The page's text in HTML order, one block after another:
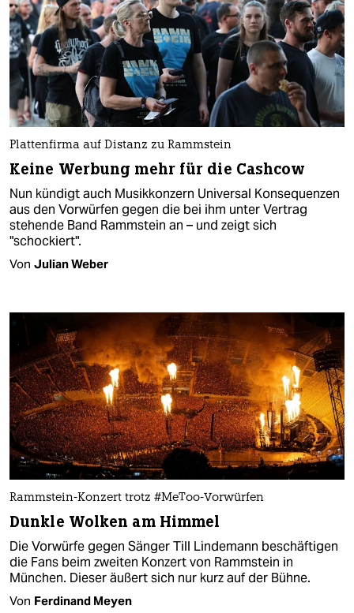
Plattenfirma auf Distanz zu Rammstein
Keine Werbung mehr für die Cashcow
Nun kündigt auch Musikkonzern Universal Konsequenzen
aus den Vorwürfen gegen die bei ihm unter Vertrag
stehende Band Rammstein an – und zeigt sich
"schockiert".
Von Julian Weber
Rammstein-Konzert trotz #MeToo-Vorwürfen
Dunkle Wolken am Himmel
Die Vorwürfe gegen Sänger Till Lindemann beschäftigen
die Fans beim zweiten Konzert von Rammstein in
München. Dieser äußert sich nur kurz auf der Bühne.
Von Ferdinand Meyen